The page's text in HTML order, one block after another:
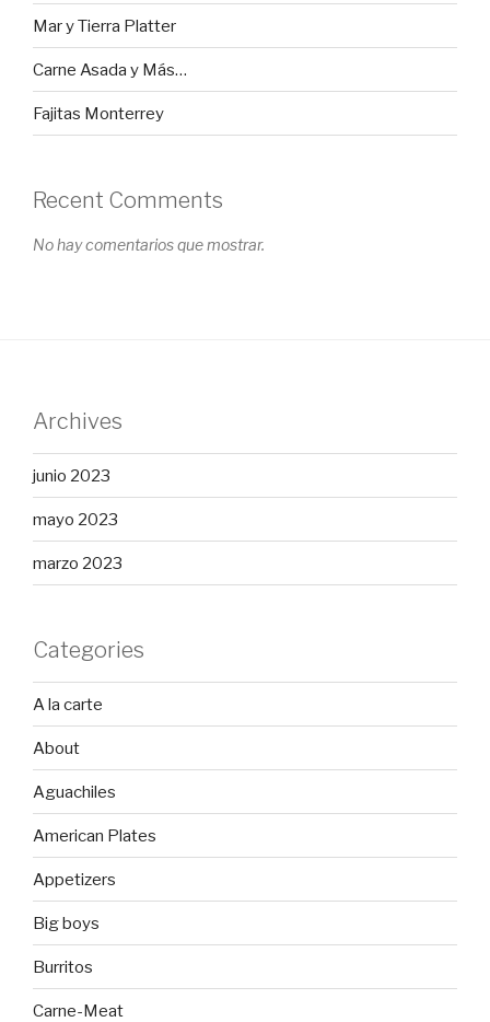
Mar y Tierra Platter
Carne Asada y Más…
Fajitas Monterrey
Recent Comments
No hay comentarios que mostrar.
Archives
junio 2023
mayo 2023
marzo 2023
Categories
A la carte
About
Aguachiles
American Plates
Appetizers
Big boys
Burritos
Carne-Meat